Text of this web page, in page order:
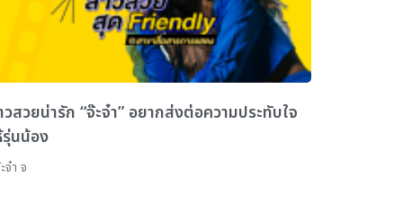
วสวยน่ารัก “จ๊ะจ๋า” อยากส่งต่อความประทับใจ
รุ่นน้อง
จ๋า จ